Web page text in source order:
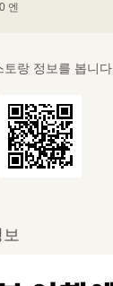
엔
토랑 정보를 봅니다.
보